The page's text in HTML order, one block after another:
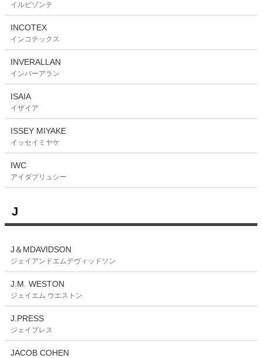
イルビゾンテ
INCOTEX
インコテックス
INVERALLAN
インバーアラン
ISAIA
イザイア
ISSEY MIYAKE
イッセイミヤケ
IWC
アイダブリュシー
J
J＆MDAVIDSON
ジェイアンドエムデヴィッドソン
J.M. WESTON
ジェイエム ウエストン
J.PRESS
ジェイプレス
JACOB COHEN